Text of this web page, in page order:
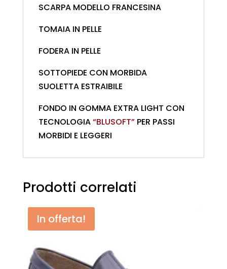
SCARPA MODELLO FRANCESINA
TOMAIA IN PELLE
FODERA IN PELLE
SOTTOPIEDE CON MORBIDA
SUOLETTA ESTRAIBILE
FONDO IN GOMMA EXTRA LIGHT CON
TECNOLOGIA“BLUSOFT”PER PASSI
MORBIDI E LEGGERI
Prodotti correlati
In offerta!